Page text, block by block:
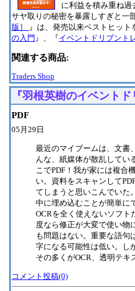
に利益を積み重ね
サヤ取りの秘密を暴露しすぎと一
版］ 』は、発売以来ベストヒッ
の入門 』、『イベントドリブント
関連する商品:
Traders Shop
『羽根英樹のイベント
PDF
05月29日
最近のマイブームは、文書
んな、紙媒体が散乱してい
こでPDF！我が家には複合
い。資料をスキャンして
てしまうと思いこんでいた
中に埋め込むことが簡単に
OCRを全く使えないソフ
度なら修正が大変で使い物
も問題はない。重要な語句
字になる可能性は低い。し
その多くがOCR、透明テ
コメント投稿(0)